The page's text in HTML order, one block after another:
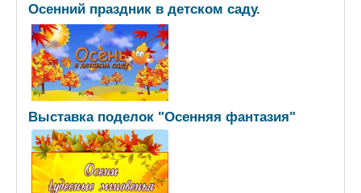
Осенний праздник в детском саду.
Выставка поделок "Осенняя фантазия"